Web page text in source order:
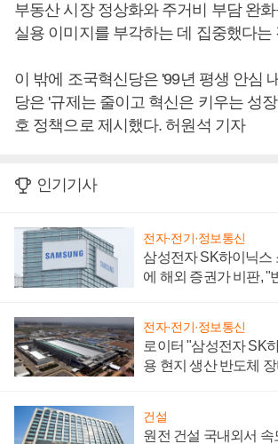
부동산 시장 정상화와 주거비 부담 완화
실용 이미지를 부각하는 데 집중했다는
이 밖에 조국혁신당은 '99년 평생 안심
당은 '규제는 줄이고 혁신은 키우는 성
호 정책으로 제시했다. 허원석 기자
인기기사
전자·전기·정보통신
삼성전자 SK하이닉스
에 해외 증권가 비판, "
전자·전기·정보통신
로이터 "삼성전자 SK
용 현지 생산 반도체
건설
원전 건설 국내외서 속